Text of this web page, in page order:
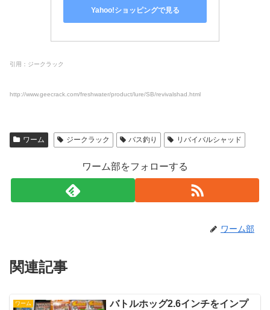
Yahoo!ショッピングで見る
引用：ジークラック
http://www.geecrack.com/freshwater/product/lure/SB/revivalshad.html
ワーム ジークラック バス釣り リバイバルシャッド
ワーム部をフォローする
ワーム部
関連記事
ワーム
バトルホッグ2.6インチをインプ